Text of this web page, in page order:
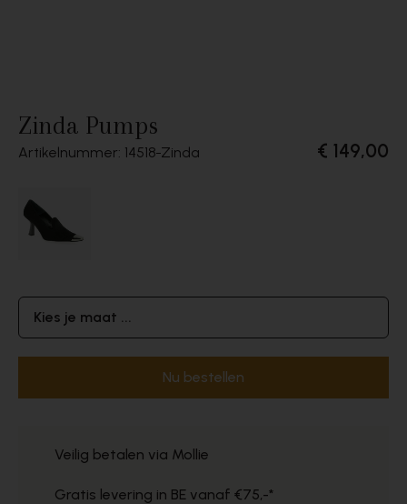
Zinda Pumps
Artikelnummer: 14518 Zinda € 149,00
Kies je maat ...
Nu bestellen
Veilig betalen via Mollie
Gratis levering in BE vanaf €75,-*